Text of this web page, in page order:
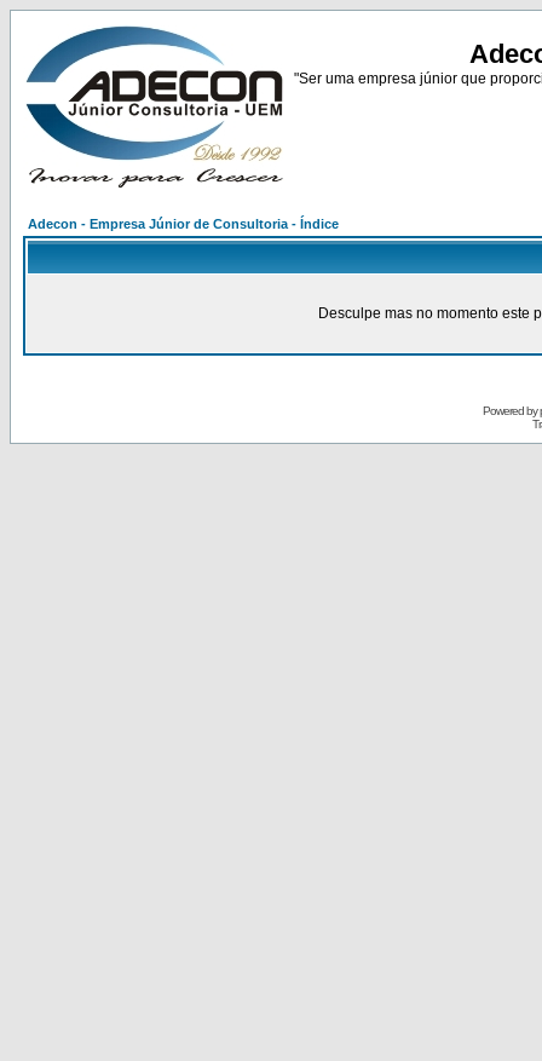
"Ser uma empresa júnior que
Adecon - Empresa Júnior de Consultoria - Índice
Desculpe mas no momento este
Powered by